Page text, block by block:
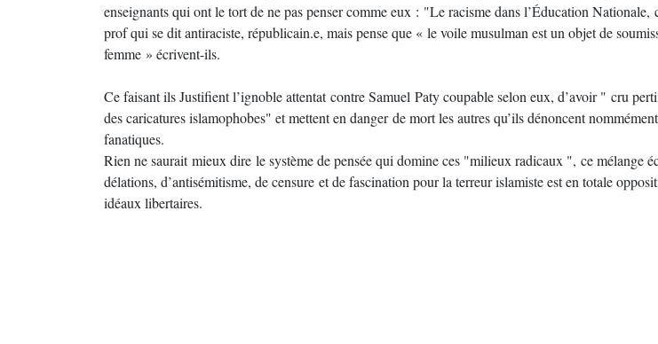
enseignants qui ont le tort de ne pas penser comme eux : "Le racisme dans l’Éducation Nationale,
prof qui se dit antiraciste, républicain.e, mais pense que « le voile musulman est un objet de
femme » écrivent-ils.
Ce faisant ils Justifient l’ignoble attentat contre Samuel Paty coupable selon eux, d’avoir " cru
des caricatures islamophobes" et mettent en danger de mort les autres qu’ils dénoncent
fanatiques.
Rien ne saurait mieux dire le système de pensée qui domine ces "milieux radicaux ", ce mélange
délations, d’antisémitisme, de censure et de fascination pour la terreur islamiste est en totale
idéaux libertaires.